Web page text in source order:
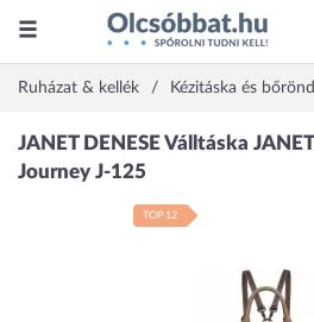
Ruházat & kellék Kézitáska és bőrönd